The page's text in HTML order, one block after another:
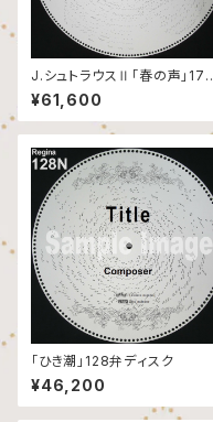
J.シュトラウスⅡ「春の声」170
弁ディスク
¥61,600
「ひき潮」128弁ディスク
¥46,200